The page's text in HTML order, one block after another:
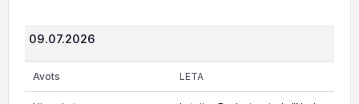
09.07.2026
LETA